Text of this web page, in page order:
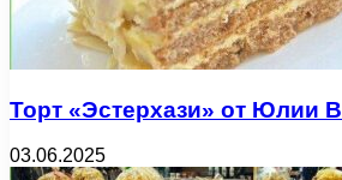
Торт «Эстерхази» от Юлии
03.06.2025